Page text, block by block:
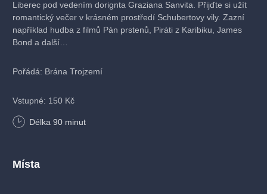
Liberec pod vedením dorignta Graziana Sanvita. Přijďte si užít
romantický večer v krásném prostředí Schubertovy vily. Zazní
například hudba z filmů Pán prstenů, Piráti z Karibiku, James
Bond a další…
Pořádá: Brána Trojzemí
Vstupné: 150 Kč
Délka 90 minut
Místa